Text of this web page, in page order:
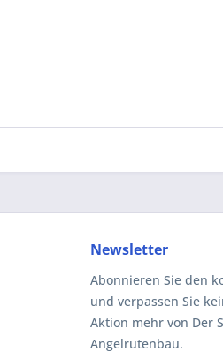
Newsletter
Abonnieren Sie den
und verpassen Sie
Aktion mehr von Der
Angelrutenbau.